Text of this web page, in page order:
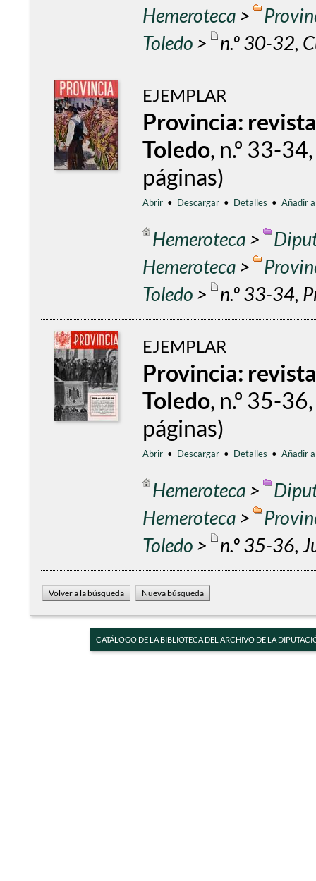
Hemeroteca >
Toledo > n.º 30-32,
EJEMPLAR
Provincia:
Toledo, n.º 33-
páginas)
Abrir • Descargar • Detalles • Añadir
Hemeroteca >
Hemeroteca >
Toledo > n.º 33-34,
EJEMPLAR
Provincia:
Toledo, n.º 35-
páginas)
Abrir • Descargar • Detalles • Añadir
Hemeroteca >
Hemeroteca >
Toledo > n.º 35-36,
CATÁLOGO DE LA BIBLIOTECA DEL ARCHIVO DE LA